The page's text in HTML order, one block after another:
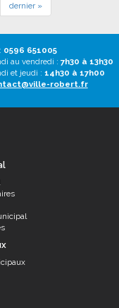
dernier »
0596 651005
au vendredi : 7h30 à 13h30
et jeudi : 14h30 à 17h00
robert.fr